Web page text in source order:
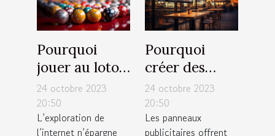
Pourquoi
jouer au loto
en ligne en
France ?
24 octobre 2023
20:50
L’exploration de
l’internet n’épargne
Pourquoi
créer des
panneaux
publicitaires
pour votre
24 octobre 2023
20:50
Les panneaux
publicitaires offrent